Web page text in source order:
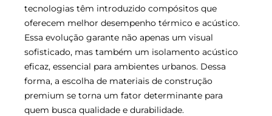
tecnologias têm introduzido compósitos que
oferecem melhor desempenho térmico e acústico.
Essa evolução garante não apenas um visual
sofisticado, mas também um isolamento acústico
eficaz, essencial para ambientes urbanos. Dessa
forma, a escolha de materiais de construção
premium se torna um fator determinante para
quem busca qualidade e durabilidade.